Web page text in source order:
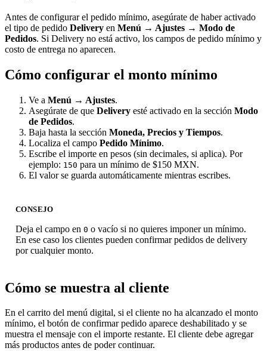
Antes de configurar el pedido mínimo, asegúrate de haber activado
el tipo de pedido Delivery en Menú → Ajustes → Modo de
Pedidos. Si Delivery no está activo, los campos de pedido mínimo y
costo de entrega no aparecen.
Cómo configurar el monto mínimo
Ve a Menú → Ajustes.
Asegúrate de que Delivery esté activado en la sección Modo
de Pedidos.
Baja hasta la sección Moneda, Precios y Tiempos.
Localiza el campo Pedido Mínimo.
Escribe el importe en pesos (sin decimales, si aplica). Por
ejemplo: 150 para un mínimo de $150 MXN.
El valor se guarda automáticamente mientras escribes.
CONSEJO
Deja el campo en 0 o vacío si no quieres imponer un mínimo.
En ese caso los clientes pueden confirmar pedidos de delivery
por cualquier monto.
Cómo se muestra al cliente
En el carrito del menú digital, si el cliente no ha alcanzado el monto
mínimo, el botón de confirmar pedido aparece deshabilitado y se
muestra el mensaje con el importe restante. El cliente debe agregar
más productos antes de poder continuar.